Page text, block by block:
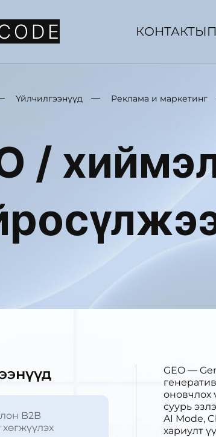
КОНТАКТЫ
Үйлчилгээнүүд Реклама и маркетинг
/
B2B
GEO —
оновчлох
суурь
AI Mode,
хариулт